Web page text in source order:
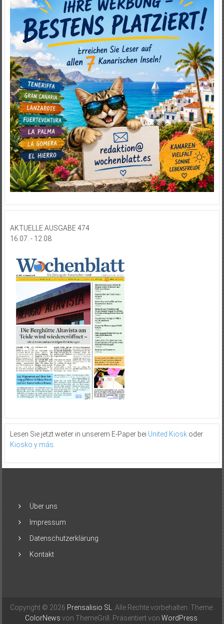
AKTUELLE AUSGABE 474
16.07. - 12.08.
Lesen Sie jetzt weiter in unserem E-Paper bei United Kioskoder
Kiosko y más.
Über uns
Impressum
Datenschutzerklärung
Kontakt
Copyright © 2026 Prensalisio SL. Alle Rechte vorbehalten. Theme:
ColorNews von ThemeGrill. Präsentiert von WordPress.